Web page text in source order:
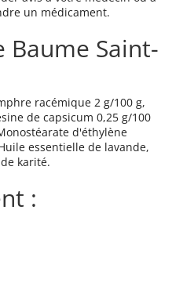
un médicament.
Baume Saint-
racémique 2 g/100 g,
de capsicum 0,25 g/100
d'éthylène
essentielle de lavande,
karité.
: